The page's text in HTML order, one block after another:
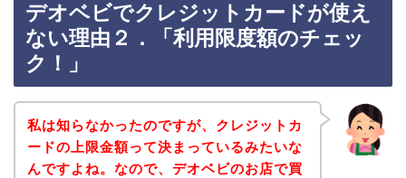
デオベビでクレジットカードが使え
ない理由２．「利用限度額のチェッ
ク！」
私は知らなかったのですが、クレジットカ
ードの上限金額って決まっているみたいな
んですよね。なので、デオベビのお店で買